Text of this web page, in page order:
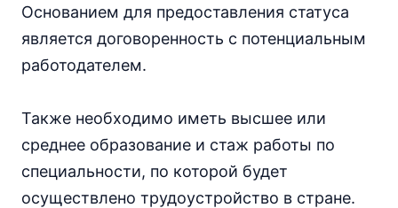
Основанием для предоставления статуса
является договоренность с потенциальным
работодателем.
Также необходимо иметь высшее или
среднее образование и стаж работы по
специальности, по которой будет
осуществлено трудоустройство в стране.